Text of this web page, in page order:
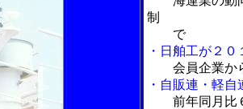
制
で
・日舶工が２
会員企業か
・自販連・軽
前年同月比